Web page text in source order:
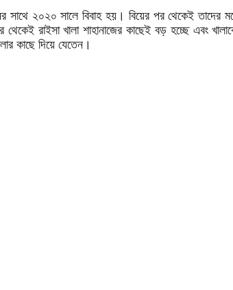
সাথে ২০২০ সালে বিবাহ হয়। বিয়ের পর থেকেই
রাইসা খালা শাহানাজের কাছেই বড় হচ্ছে এবং
কাছে দিয়ে যেতেন।